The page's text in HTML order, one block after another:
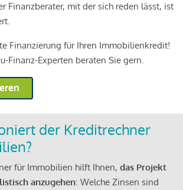
Finanzberater, mit der sich reden lässt, ist
Finanzierung für Ihren Immobilienkredit!
Finanz-Experten beraten Sie gern.
der Kreditrechner
für Immobilien hilft Ihnen, das Projekt
anzugehen: Welche Zinsen sind